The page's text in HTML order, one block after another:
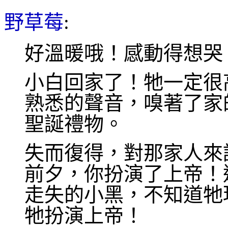
野草莓:
好溫暖哦！感動得想哭
小白回家了！牠一定
熟悉的聲音，嗅著了
聖誕禮物。
失而復得，對那家人
前夕，你扮演了上帝
走失的小黑，不知道
牠扮演上帝！